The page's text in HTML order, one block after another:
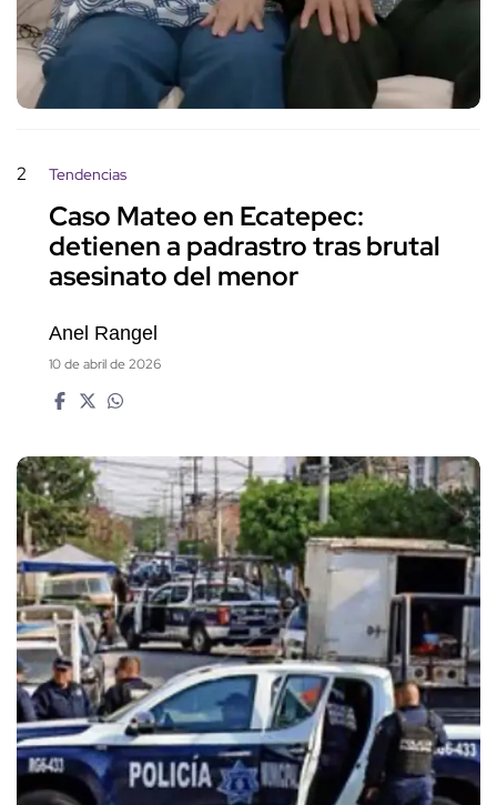
2 Tendencias
Caso Mateo en Ecatepec:
detienen a padrastro tras brutal
asesinato del menor
Anel Rangel
10 de abril de 2026